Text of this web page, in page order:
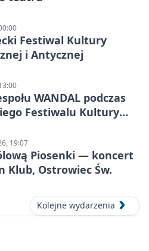
Festiwal Kultury
i Antycznej
WANDAL podczas
Festiwalu Kultury
19:07
Piosenki — koncert
Klub, Ostrowiec Św.
Kolejne wydarzenia